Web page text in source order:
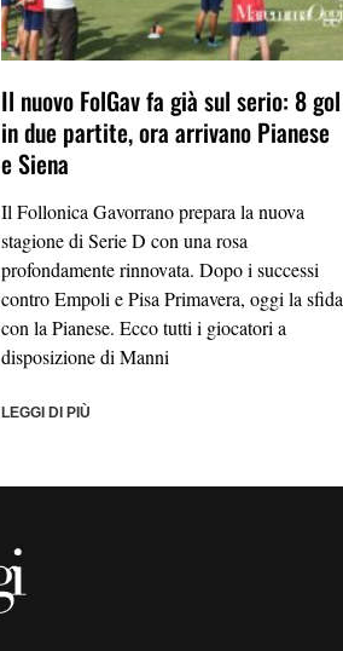
Il nuovo FolGav fa già sul serio: 8 gol
in due partite, ora arrivano Pianese
e Siena
Il Follonica Gavorrano prepara la nuova
stagione di Serie D con una rosa
profondamente rinnovata. Dopo i successi
contro Empoli e Pisa Primavera, oggi la sfida
con la Pianese. Ecco tutti i giocatori a
disposizione di Manni
LEGGI DI PIÙ